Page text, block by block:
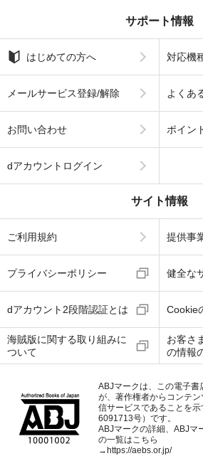
サポート情報
はじめての方へ 対応機
メールサービス登録/解除 よくあ
お問い合わせ ポイン
dアカウントログイン
サイト情報
ご利用規約 提供事
プライバシーポリシー 健全な
dアカウント2段階認証とは Cookie
海賊版に関する取り組みに
ついて
お客さ
の情報
ABJマークは、この電子
が、著作権者からコンテ
信サービスであることを
6091713号）です。
ABJマークの詳細、ABJマ
の一覧はこちら
→https://aebs.or.jp/